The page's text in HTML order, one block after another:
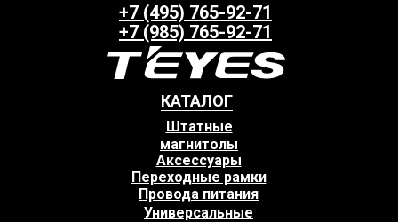
КАТАЛОГ
+7 (495) 765-92-71
+7 (985) 765-92-71
Аксессуары
Провода питания
Штатные
магнитолы
Переходные рамки
Универсальные